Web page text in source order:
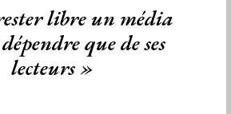
dans le cadre du cycle "Les dignités
de France organise dans…
libre un média
que de ses
lecteurs »